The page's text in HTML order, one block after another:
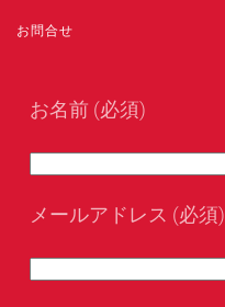
お問合せ
お名前 (必須)
メールアドレス (必須)